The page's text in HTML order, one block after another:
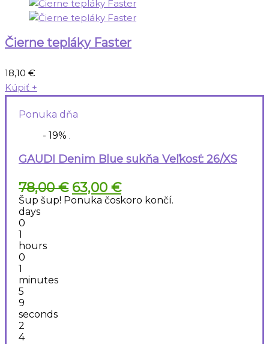
Čierne tepláky Faster
18,10 €
Kúpiť +
Ponuka dňa
- 19%
GAUDI Denim Blue sukňa Veľkosť: 26/XS
78,00€ Pôvodná
cena
bola:
63,00 €Aktuálna
cena
je:
Šup šup! Ponuka čoskoro končí.
days
0
1
hours
0
1
minutes
5
9
seconds
2
3